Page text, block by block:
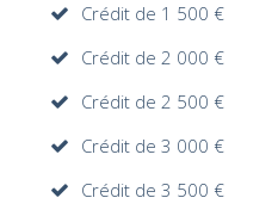
Crédit de 1 500 €
Crédit de 2 000 €
Crédit de 2 500 €
Crédit de 3 000 €
Crédit de 3 500 €